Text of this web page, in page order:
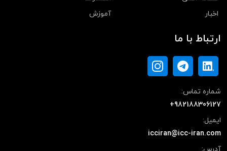
اخبار
آموزش
ارتباط با ما
شماره تماس:
+982188306127
ایمیل:
icciran@icc-iran.com